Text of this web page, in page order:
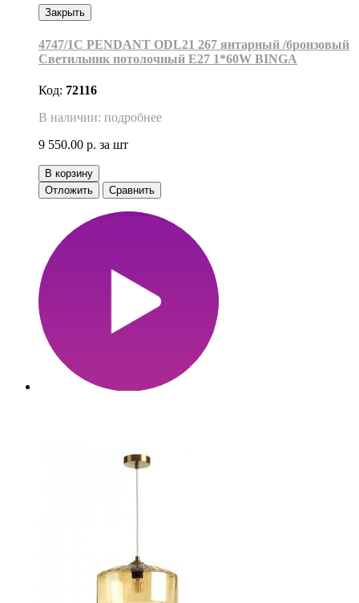
Закрыть
4747/1С PENDANT ODL21 267 янтарный /бронзовый
Светильник потолочный E27 1*60W BINGA
Код: 72116
В наличии: подробнее
9 550.00 р. за шт
В корзину
Отложить
Сравнить